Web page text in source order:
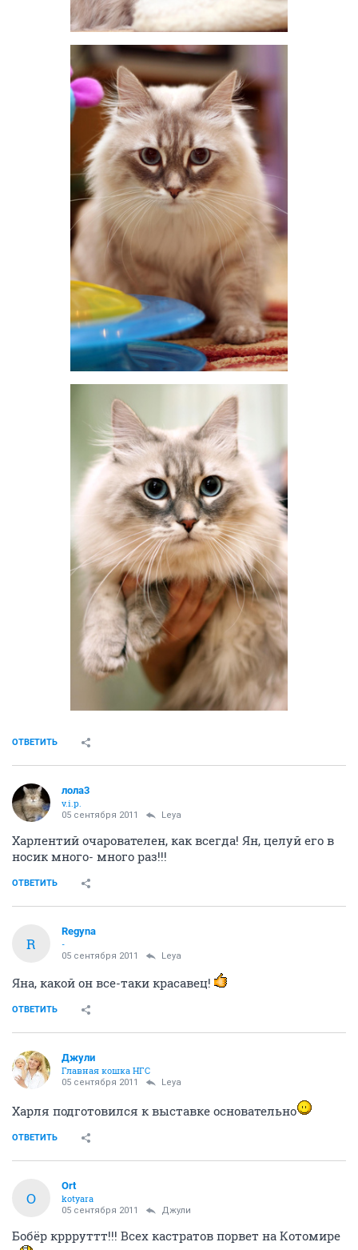
ОТВЕТИТЬ
лола3
v.i.p.
05 сентября 2011 Leya
Харлентий очарователен, как всегда! Ян, целуй его в
носик много- много раз!!!
ОТВЕТИТЬ
R
Regyna
-
05 сентября 2011 Leya
Яна, какой он все-таки красавец!
ОТВЕТИТЬ
Джули
Главная кошка НГС
05 сентября 2011 Leya
Харля подготовился к выставке основательно
ОТВЕТИТЬ
O
Ort
kotyara
05 сентября 2011 Джули
Бобёр кррруттт!!! Всех кастратов порвет на Котомире